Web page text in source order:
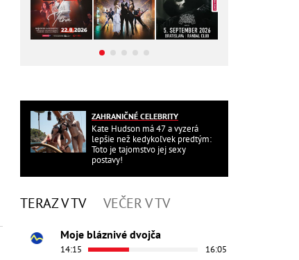
ZAHRANIČNÉ CELEBRITY
Kate Hudson má 47 a vyzerá
lepšie než kedykoľvek predtým:
Toto je tajomstvo jej sexy
postavy!
TERAZ V TV VEČER V TV
Moje bláznivé dvojča
14:15 16:05